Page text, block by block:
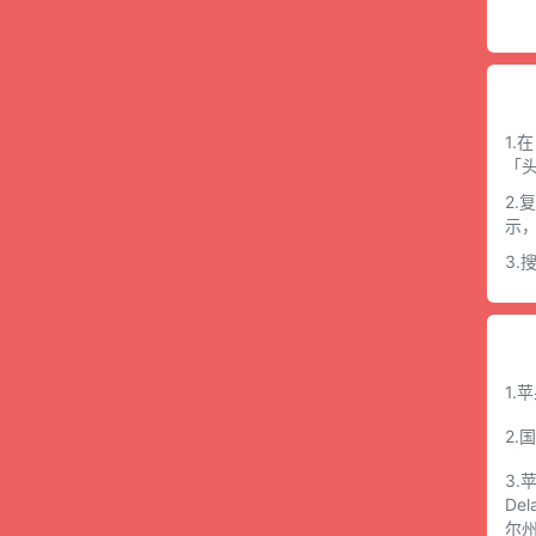
1.
「
2.
示
3.
1.
2.
3.
尔州